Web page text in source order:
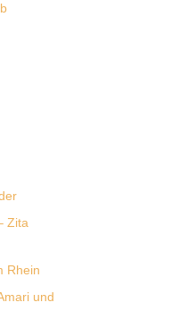
Zita
Rhein
und